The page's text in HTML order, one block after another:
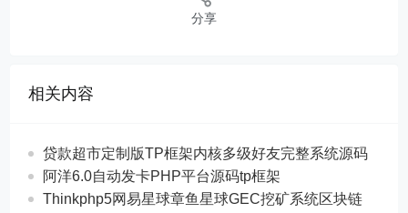
分享
相关内容
贷款超市定制版TP框架内核多级好友完整系统源码
阿洋6.0自动发卡PHP平台源码tp框架
Thinkphp5网易星球章鱼星球GEC挖矿系统区块链